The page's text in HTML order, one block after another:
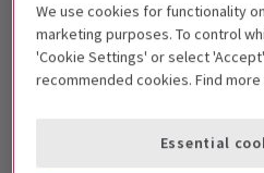
À suivre
Dates de représentation
London Palladium
We use cookies for functionality
marketing purposes. To control
'Cookie Settings' or select
recommended cookies. Find more
Essential